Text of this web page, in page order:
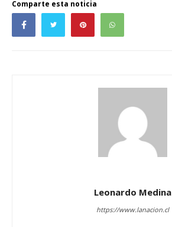
Comparte esta noticia
Leonardo Medina
https://www.lanacion.cl